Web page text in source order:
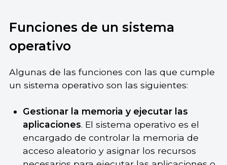
Funciones de un sistema
operativo
Algunas de las funciones con las que cumple
un sistema operativo son las siguientes:
Gestionar la memoria y ejecutar las
aplicaciones. El sistema operativo es el
encargado de controlar la memoria de
acceso aleatorio y asignar los recursos